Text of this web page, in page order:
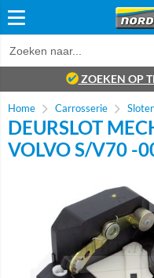
ZOEKEN OP
Home Carrosserie
DEURSLOT
VOLVO S/V70 -